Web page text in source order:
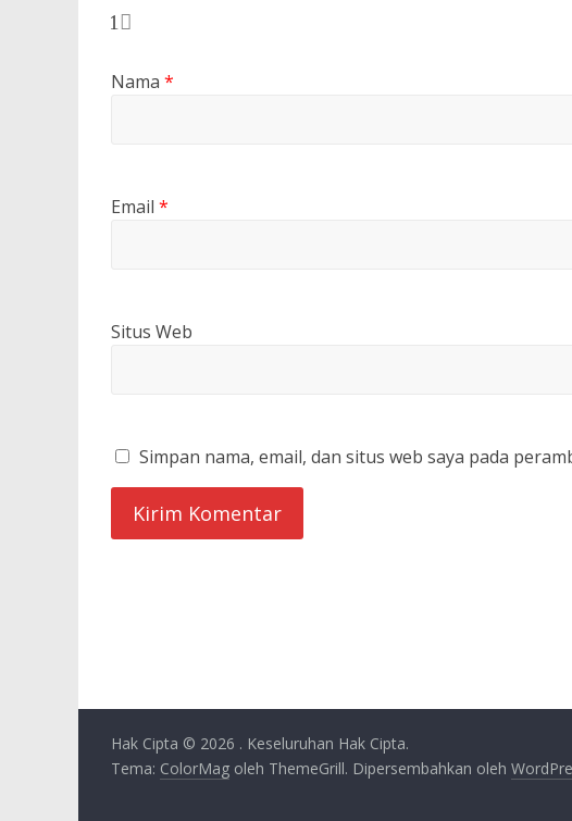
1
Nama *
Email *
Situs Web
Simpan nama, email, dan situs web saya pada
Hak Cipta © 2026 . Keseluruhan Hak Cipta.
Tema: ColorMag oleh ThemeGrill. Dipersembahkan oleh